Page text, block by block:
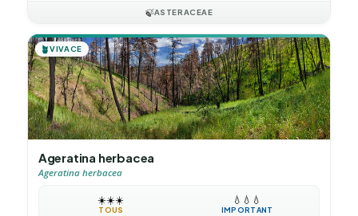
🍃ASTERACEAE
🪴VIVACE
Ageratina herbacea
Ageratina herbacea
☀️☀️☀️
TOUS
💧 💧 💧
IMPORTANT